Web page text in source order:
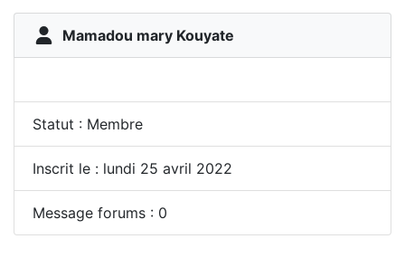
Mamadou mary Kouyate
Statut : Membre
Inscrit le : lundi 25 avril 2022
Message forums : 0